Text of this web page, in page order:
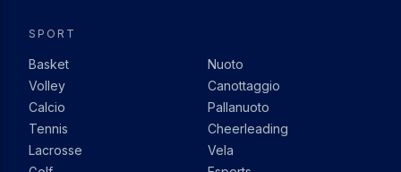
SPORT
Basket
Volley
Calcio
Tennis
Lacrosse
Nuoto
Canottaggio
Pallanuoto
Cheerleading
Vela